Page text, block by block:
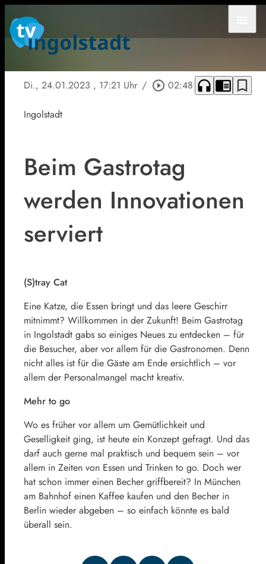
Di., 24.01.2023 , 17:21 Uhr / play_circle_outline 02:48 headphones chrome_reader_mode bookmark_border
Ingolstadt
Beim Gastrotag
werden Innovationen
serviert
(S)tray Cat
Eine Katze, die Essen bringt und das leere Geschirr
mitnimmt? Willkommen in der Zukunft! Beim Gastrotag
in Ingolstadt gabs so einiges Neues zu entdecken – für
die Besucher, aber vor allem für die Gastronomen. Denn
nicht alles ist für die Gäste am Ende ersichtlich – vor
allem der Personalmangel macht kreativ.
Mehr to go
Wo es früher vor allem um Gemütlichkeit und
Geselligkeit ging, ist heute ein Konzept gefragt. Und das
darf auch gerne mal praktisch und bequem sein – vor
allem in Zeiten von Essen und Trinken to go. Doch wer
hat schon immer einen Becher griffbereit? In München
am Bahnhof einen Kaffee kaufen und den Becher in
Berlin wieder abgeben – so einfach könnte es bald
überall sein.